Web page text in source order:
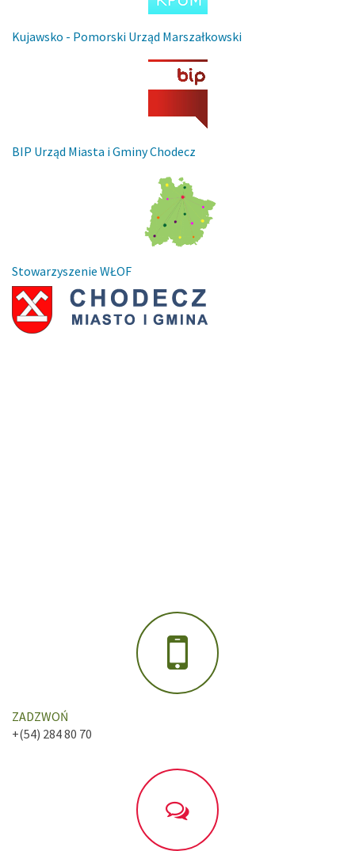
Kujawsko - Pomorski Urząd Marszałkowski
BIP Urząd Miasta i Gminy Chodecz
Stowarzyszenie WŁOF
ZADZWOŃ
+(54) 284 80 70